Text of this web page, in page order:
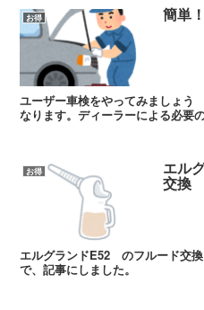
お得 簡単
ユーザー車検をやってみましょう
なります。ディーラーによる必要
お得 エル
交換
エルグランドE52 のフルード交
で、記事にしました。